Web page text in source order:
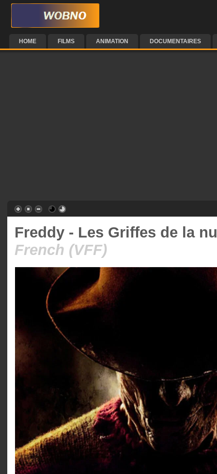
HOME FILMS ANIMATION DOCUMENTAIRES
Freddy - Les Griffes de la
French (VFF)